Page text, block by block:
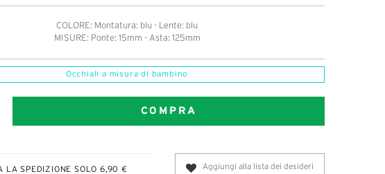
COLORE: Montatura: blu - Lente: blu
MISURE: Ponte: 15mm - Asta: 125mm
Occhiali a misura di bambino
COMPRA
LA SPEDIZIONE SOLO 6,90 € Aggiungi alla lista dei desideri